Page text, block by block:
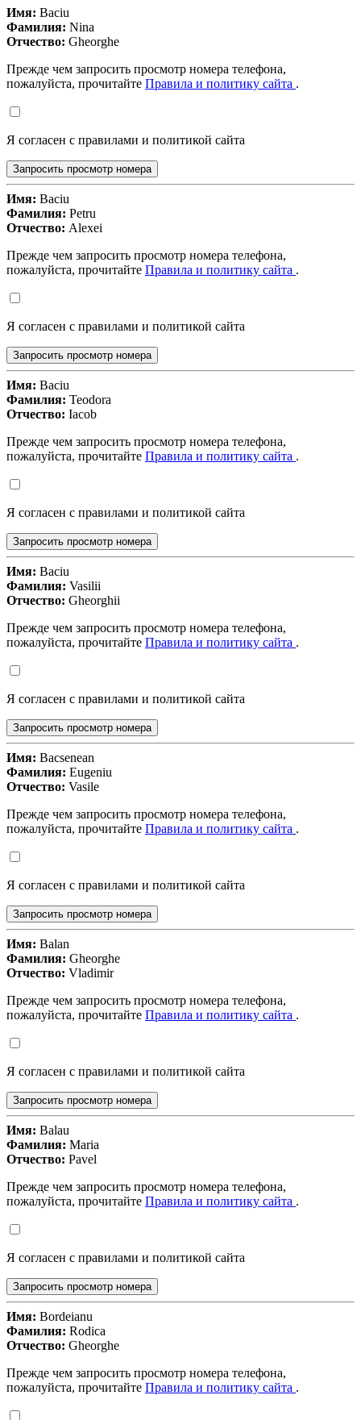
Имя: Baciu
Фамилия: Nina
Отчество: Gheorghe
Прежде чем запросить просмотр номера телефона,
пожалуйста, прочитайте Правила и политику сайта .
Я согласен с правилами и политикой сайта
Запросить просмотр номера
Имя: Baciu
Фамилия: Petru
Отчество: Alexei
Прежде чем запросить просмотр номера телефона,
пожалуйста, прочитайте Правила и политику сайта .
Я согласен с правилами и политикой сайта
Запросить просмотр номера
Имя: Baciu
Фамилия: Teodora
Отчество: Iacob
Прежде чем запросить просмотр номера телефона,
пожалуйста, прочитайте Правила и политику сайта .
Я согласен с правилами и политикой сайта
Запросить просмотр номера
Имя: Baciu
Фамилия: Vasilii
Отчество: Gheorghii
Прежде чем запросить просмотр номера телефона,
пожалуйста, прочитайте Правила и политику сайта .
Я согласен с правилами и политикой сайта
Запросить просмотр номера
Имя: Bacsenean
Фамилия: Eugeniu
Отчество: Vasile
Прежде чем запросить просмотр номера телефона,
пожалуйста, прочитайте Правила и политику сайта .
Я согласен с правилами и политикой сайта
Запросить просмотр номера
Имя: Balan
Фамилия: Gheorghe
Отчество: Vladimir
Прежде чем запросить просмотр номера телефона,
пожалуйста, прочитайте Правила и политику сайта .
Я согласен с правилами и политикой сайта
Запросить просмотр номера
Имя: Balau
Фамилия: Maria
Отчество: Pavel
Прежде чем запросить просмотр номера телефона,
пожалуйста, прочитайте Правила и политику сайта .
Я согласен с правилами и политикой сайта
Запросить просмотр номера
Имя: Bordeianu
Фамилия: Rodica
Отчество: Gheorghe
Прежде чем запросить просмотр номера телефона,
пожалуйста, прочитайте Правила и политику сайта .